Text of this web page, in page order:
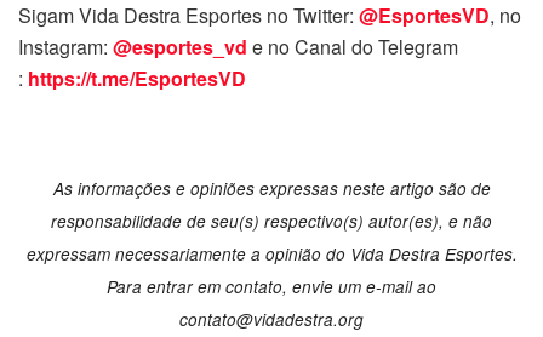
Sigam Vida Destra Esportes no Twitter: @EsportesVD, no
Instagram: @esportes_vd e no Canal do Telegram
: https://t.me/EsportesVD
As informações e opiniões expressas neste artigo são de
responsabilidade de seu(s) respectivo(s) autor(es), e não
expressam necessariamente a opinião do Vida Destra Esportes.
Para entrar em contato, envie um e-mail ao
contato@vidadestra.org